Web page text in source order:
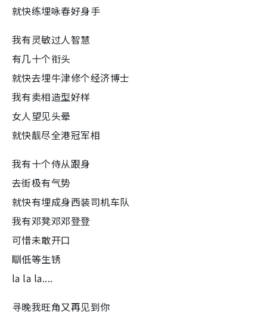
就快练埋咏春好身手
我有灵敏过人智慧
有几十个衔头
就快去埋牛津修个经济博士
我有卖相造型好样
女人望见头晕
就快靓尽全港冠军相
我有十个侍从跟身
去街极有气势
就快有埋成身西装司机车队
我有邓凳邓邓登登
可惜未敢开口
瞓低等生锈
la la la....
寻晚我旺角又再见到你